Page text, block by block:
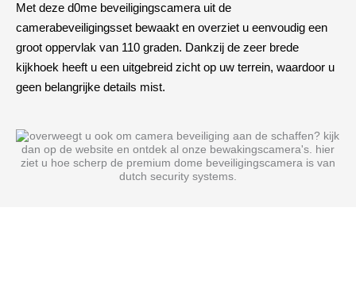
Met deze d0me beveiligingscamera uit de
camerabeveiligingsset bewaakt en overziet u eenvoudig een
groot oppervlak van 110 graden. Dankzij de zeer brede
kijkhoek heeft u een uitgebreid zicht op uw terrein, waardoor u
geen belangrijke details mist.